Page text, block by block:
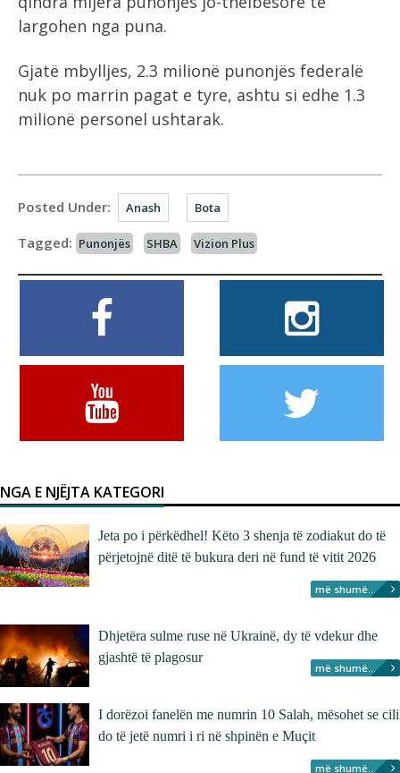
largohen nga puna.
Gjatë mbylljes, 2.3 milionë punonjës federalë
nuk po marrin pagat e tyre, ashtu si edhe 1.3
milionë personel ushtarak.
Posted Under: Anash Bota
Tagged: Punonjës SHBA Vizion Plus
NGA E NJËJTA KATEGORI
Jeta po i përkëdhel! Këto 3 shenja të zodiakut do të
përjetojnë ditë të bukura deri në fund të vitit 2026
më shumë...
Dhjetëra sulme ruse në Ukrainë, dy të vdekur dhe
gjashtë të plagosur
më shumë...
I dorëzoi fanelën me numrin 10 Salah, mësohet se cili
do të jetë numri i ri në shpinën e Muçit
më shumë...